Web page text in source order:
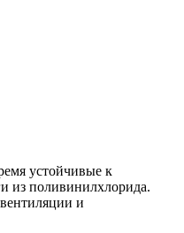
устойчивые к
из поливинилхлорида.
и